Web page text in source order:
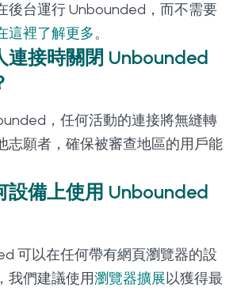
後台運行 Unbounded，而不需要
這裡了解更多。
連接時關閉 Unbounded
，任何活動的連接將無縫轉
志願者，確保被審查地區的用戶能
設備上使用 Unbounded
可以在任何帶有網頁瀏覽器的設
我們建議使用瀏覽器擴展以獲得最